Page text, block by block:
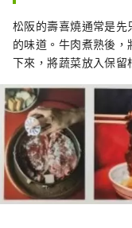
松阪的壽喜燒通常是
的味道。牛肉煮熟後
下來，將蔬菜放入保留